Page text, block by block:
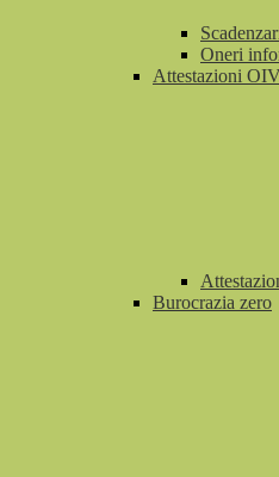
Oneri
Attestazioni
Burocrazia zero